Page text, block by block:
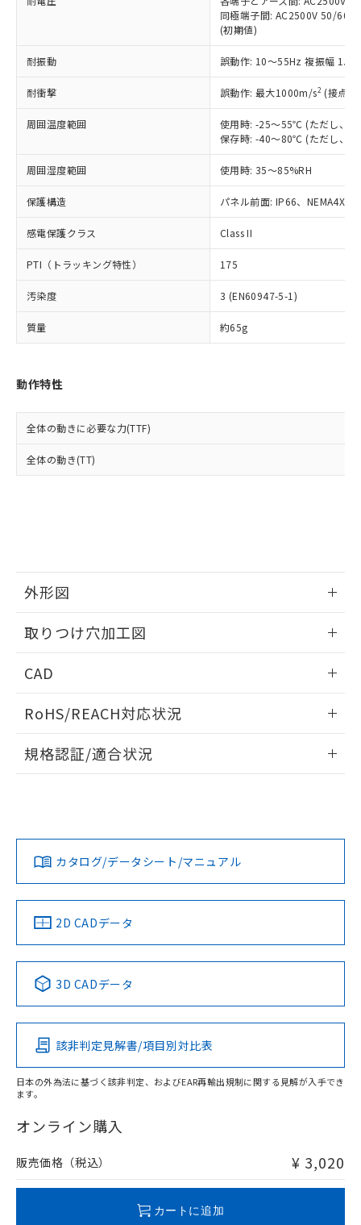
同極端子間: AC2500V 50/
(初期値)
耐振動 誤動作: 10～55Hz 複振幅
耐衝撃 誤動作: 最大1000m/s2 (接点
周囲温度範囲
使用時: -25～55℃ (ただし、氷
保存時: -40～80℃ (ただし、氷
周囲湿度範囲 使用時: 35～85%RH
保護構造 パネル前面: IP66、NEMA4X,
感電保護クラス Class II
PTI（トラッキング特性） 175
汚染度 3 (EN60947-5-1)
質量 約65g
動作特性
全体の動きに必要な力(TTF)
全体の動き(TT)
外形図
取りつけ穴加工図
CAD
ドすることができます。
ログイン/会員登録
ダウンロードデータをご利用いただく前に、以下を必ずお読
みください。
ソフトウェアの使用条件
RoHS/REACH対応状況
EU RoHS 注意事項・凡例
対応済み
中国 RoHS 注意事項・凡例
Pb Hg Cd Cr(VI)
O
在庫等で未対応品が混在する可能性があります。
問い合わせください。
規格認証/適合状況
カタログ/データシート/マニュアル
2D CADデータ
3D CADデータ
該非判定見解書/項目別対比表
日本の外為法に基づく該非判定、およびEAR再輸出規制に関する見解が入手でき
ます。
オンライン購入
販売価格（税込） ¥ 3,020
カートに追加
在庫状況および標準価格照会結果は、
記載している更新日時点での社内デー
タに基づき作成されるものであり、閲
覧された時点での実際の在庫および標
準価格とは異なる場合があることをご
正式な納期状況および標準価格はお客
様のお取引先、またはお客様担当のオ
ムロン制御機器販売店・当社販売員に
オムロン制御機器販売店や当社販売拠
販売ネットワーク
」をご確認
在庫状況および標準価格結果を当社の
事前の承諾なく第三者に漏洩または開
示しないようお願いします。
マイパーツ機能（部品リスト作成サー
ビス）をご利用いただくには、I-Web
メンバーズにご登録されている必要が
引・商談に必要な範囲で利用すること
をご了承ください。
※当社の共同利用者とは、
の共同利用に関して"
の「1.共同利
むを得ず変更することがあります。
六価クロム(Cr(Ⅵ)) 1000ppm以下、ポリ臭化ビフェニル
類(PBB) 1000ppm以下、ポリ臭化ジフェニルエーテル類
(PBDE) 1000ppm以下、フタル酸ビス(2-エチルヘキシ
ル) (DEHP)(別名：DOP) 1000ppm以下、フタル酸ブチ
ルベンジル（BBP） 1000ppm以下、フタル酸ジブチル
（DBP） 1000ppm以下、フタル酸ジイソブチル
適用除外項目は除く。
フタル酸エステル類の４物質については閾値を超える意
図的な使用がないことを確認しています。
部品在庫の切り替え状況などにより、予定
月が前後することがあります。
とができます。
51物質の非含有証明書（当社基準）
欄に対応日を記載しておりました。
既に当社にて対応品への在庫切替を完了
していることから、特段のことがない限
り、2022年1月12日より割愛しておりま
す。
「－」：未確認です。当社販売部門へお問
*中国RoHS10物質の基準値 (GB/T26572)：
Pb(鉛) :1000ppm、 Hg(水銀) : 1000ppm、 Cd(カドミウ
Cr(Ⅵ)(六価クロム) : 1000ppm、 PBBs(ポリ臭化ビフェ
DBP(フタル酸ジブチル) : 1000ppm、 DIBP(フタル酸ジ
イソブチル) : 1000ppm、 BBP(フタル酸ブチルベンジ
DEHP(フタル酸ビス(2-エチルヘキシル)) : 1000ppm
※2 環境保護使用期限
「ｅ」：有害物質（10物質）のすべてが基
準値以下であることを示します。
「10」：通常の使用状況下において有害物
質が外部に漏えいし、環境に深刻な影響を
及ぼさない年数を意味します。
「－」：未確認です。当社販売部門へお問
い合わせください。
為替および外国貿易法に定める商品
（以下｢規制貨物等」という）を輸出
または国外への提供する場合は、日本
国政府の輸出許可(または役務取引許
可)を取得するなどの必要な手続きを
当社は規制貨物を破棄する場合は、完
全に破砕するなど、違法に輸出されな
いよう必要な手段を講じます。
当社は貴社製品を、核兵器、ミサイ
ル、化学兵器、生物兵器またはその他
武器並びにこれらの製造装置等に一切
当社は、貴社製品を第三者に販売する
場合は、上記1、2および3の内容を当
該第三者に通知します。また当社は、
販売先および販売に係わる関係者が違
法に輸出するおそれがある場合は、取
り引きをいたしません。
一定数以上の在庫あり
一定数には満たないが在庫あり
在庫なし(最新の在庫状況につ
いては、お客様のお取引先、ま
たはお客様担当のオムロン制御
機器販売店・当社販売員にご確
受注生産機種、また在庫状況の
情報を公開していない機種